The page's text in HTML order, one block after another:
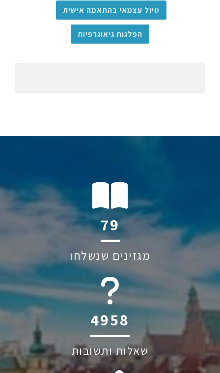
טיול עצמאי בהתאמה אישית
הפלגות גיאוגרפיות
114
מגזינים שנשלחו
6045
שאלות ותשובות